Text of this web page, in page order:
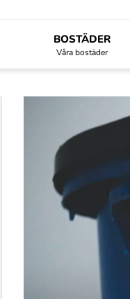
BOSTÄDER
Våra bostäder